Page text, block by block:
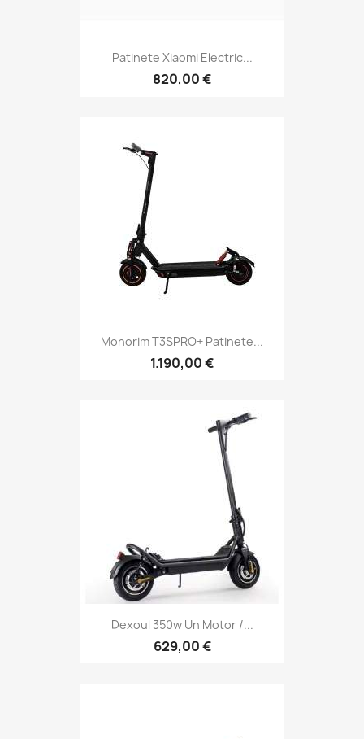
Patinete Xiaomi Electric...
820,00 €
Monorim T3SPRO+ Patinete...
1.190,00 €
Dexoul 350w Un Motor /...
629,00 €